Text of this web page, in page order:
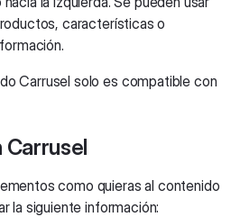
características o
Carrusel solo es compatible con
Carrusel
como quieras al contenido
la siguiente información: